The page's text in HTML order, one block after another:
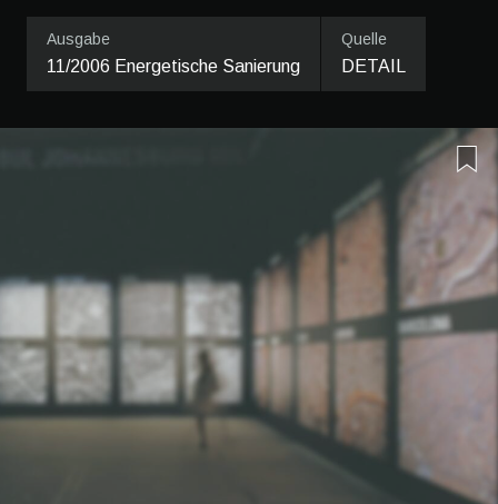
Ausgabe
11/2006 Energetische Sanierung
Quelle
DETAIL